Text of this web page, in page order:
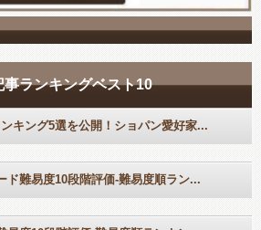
事ランキングベスト10
キング5選を公開！ショパン愛好家...
ド難易度10段階評価-難易度順ラン...